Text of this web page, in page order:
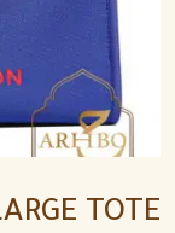
TOTE